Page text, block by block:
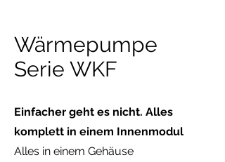
Wärmepumpe
Serie WKF
Einfacher geht es nicht. Alles
komplett in einem Innenmodul
Alles in einem Gehäuse